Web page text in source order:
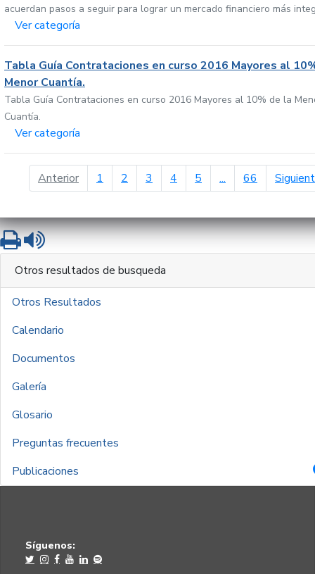
acuerdan pasos a seguir para lograr un mercado financiero más
Ver categoría
Tabla Guía Contrataciones en curso 2016 Mayores al
Menor Cuantía.
Tabla Guía Contrataciones en curso 2016 Mayores al 10% de la
Cuantía.
Ver categoría
Anteriorpágina anterior
1 2 3 4 5 ... 66
ImprimirLeer contenido
Otros resultados de busqueda
Otros Resultados
Calendario
Documentos
Galería
Glosario
Preguntas frecuentes
Publicaciones
Síguenos: